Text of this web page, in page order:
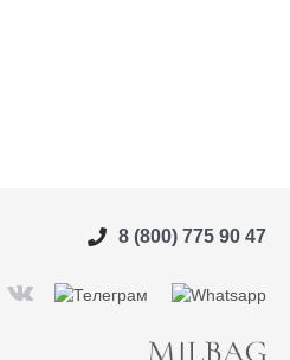
8 (800) 775 90 47